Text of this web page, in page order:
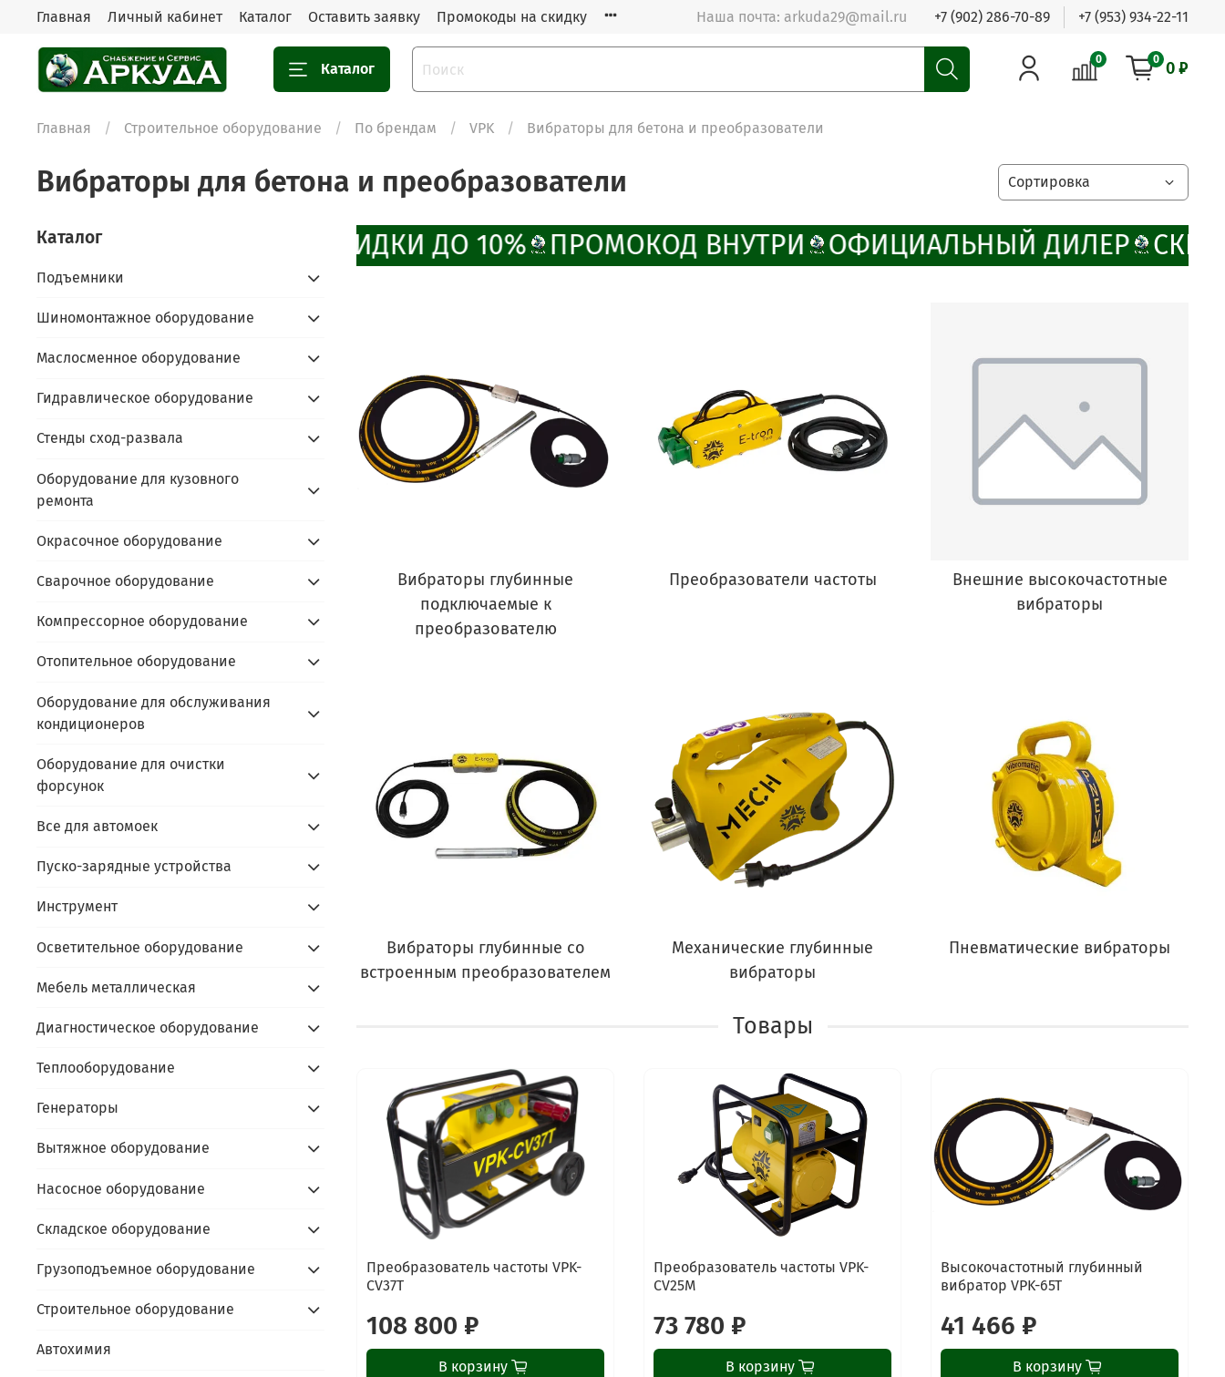
Главная Личный кабинет Каталог Оставить заявку Промокоды на скидку Наша почта: arkuda29@mail.ru +7 (902) 286-70-89 +7 (953) 934-22-11
Каталог
0 0 0 ₽
Главная Строительное оборудование По брендам VPK Вибраторы для бетона и преобразователи
Вибраторы для бетона и преобразователи
СКИДКИ ДО 10% ПРОМОКОД ВНУТРИ ОФИЦИАЛЬНЫЙ ДИЛЕР
Вибраторы глубинные
подключаемые к
преобразователю
Преобразователи частоты
Внешние высокочастотные
вибраторы
Вибраторы глубинные со
встроенным преобразователем
Механические глубинные
вибраторы
Пневматические вибраторы
Товары
Преобразователь частоты VPK-
CV37T
108 800 ₽
В корзину
Преобразователь частоты VPK-
CV25M
73 780 ₽
В корзину
Высокочастотный глубинный
вибратор VPK-65T
41 466 ₽
В корзину
Каталог
Подъемники
Шиномонтажное оборудование
Маслосменное оборудование
Гидравлическое оборудование
Стенды сход-развала
Оборудование для кузовного
ремонта
Окрасочное оборудование
Сварочное оборудование
Компрессорное оборудование
Отопительное оборудование
Оборудование для обслуживания
кондиционеров
Оборудование для очистки
форсунок
Все для автомоек
Пуско-зарядные устройства
Инструмент
Осветительное оборудование
Мебель металлическая
Диагностическое оборудование
Теплооборудование
Генераторы
Вытяжное оборудование
Насосное оборудование
Складское оборудование
Грузоподъемное оборудование
Строительное оборудование
Автохимия